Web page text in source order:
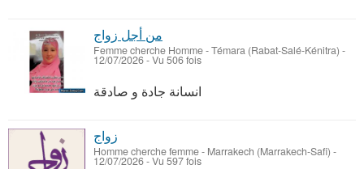
من أجل زواج
Femme cherche Homme-Témara (Rabat-Salé-Kénitra) -
12/07/2026 - Vu 506 fois
انسانة جادة و صادقة
زواج
Homme cherche femme- Marrakech (Marrakech-Safi) -
12/07/2026 - Vu 597 fois